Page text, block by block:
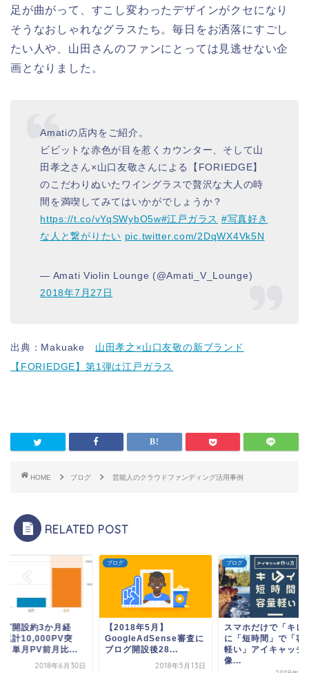
足が曲がって、すこし変わったデザインがクセになり
そうなおしゃれなグラスたち。毎日をお洒落にすごし
たい人や、山田さんのファンにとっては見逃せない企
画となりました。
Amatiの店内をご紹介。
ビビットな赤色が目を惹くカウンター、そして山
田孝之さん×山口友敬さんによる【FORIEDGE】
のこだわりぬいたワイングラスで贅沢な大人の時
間を満喫してみてはいかがでしょうか？
https://t.co/vYqSWybO5w#江戸ガラス #写真好き
な人と繋がりたい pic.twitter.com/2DqWX4Vk5N
— Amati Violin Lounge (@Amati_V_Lounge)
2018年7月27日
出典：Makuake 山田孝之×山口友敬の新ブランド
【FORIEDGE】第1弾は江戸ガラス
HOME ブログ 芸能人のクラウドファンディング活用事例
RELATED POST
グ開設約3か月経
累計10,000PV突
（単月PV前月比...
2018年6月30日
ブログ
【2018年5月】
GoogleAdSense審査に
ブログ開設後28...
2018年5月13日
ブログ
スマホだけで「キレ
に「短時間」で「容
軽い」アイキャッチ
像...